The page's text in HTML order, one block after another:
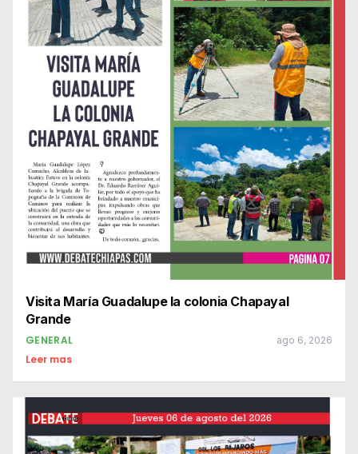
Visita María Guadalupe la colonia Chapayal
Grande
GENERAL ago 6, 2026
Leer mas